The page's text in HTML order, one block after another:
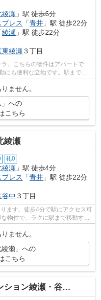
綾瀬 」駅 徒歩6分
レス
「青井 」駅 徒歩22分
綾瀬 」駅 徒歩22分
東綾瀬３丁目
。こちらの物件はアパートで
も便利な立地です。駅まで平
ません。
」への
こちら
綾瀬
礼0
綾瀬 」駅 徒歩4分
レス
「青井 」駅 徒歩22分
谷中 ３丁目
ます。徒歩4分で駅にアクセス可
物件で、ラクに駅まで移動する
ません。
綾瀬」への
こちら
ン綾瀬・谷中公園